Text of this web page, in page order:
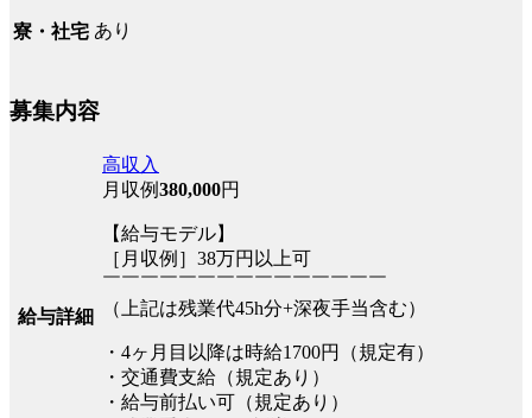
寮・社宅 あり
募集内容
給与詳細
高収入
月収例380,000円
【給与モデル】
［月収例］38万円以上可
￣￣￣￣￣￣￣￣￣￣￣￣￣￣￣
（上記は残業代45h分+深夜手当含む）
・4ヶ月目以降は時給1700円（規定有）
・交通費支給（規定あり）
・給与前払い可（規定あり）